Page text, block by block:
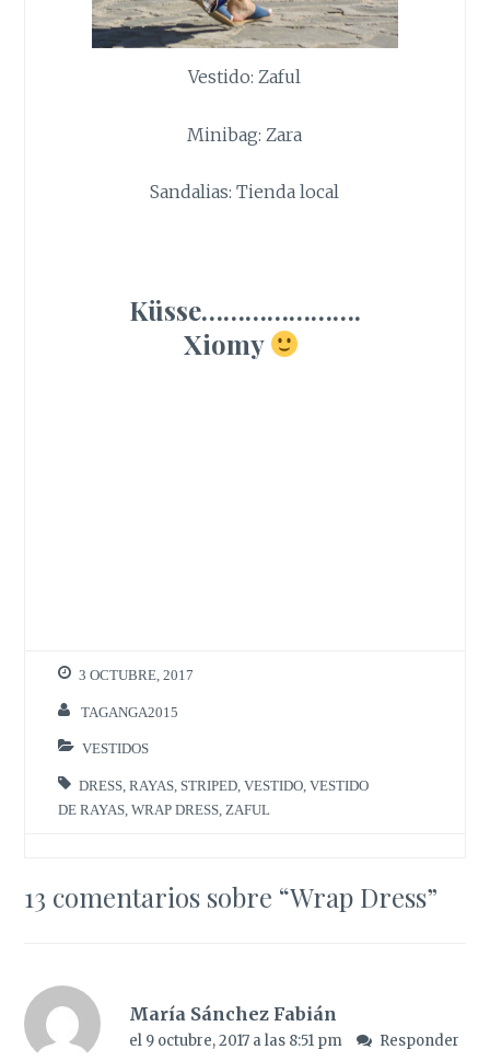
Vestido: Zaful
Minibag: Zara
Sandalias: Tienda local
Küsse………………….
Xiomy
3 OCTUBRE, 2017
TAGANGA2015
VESTIDOS
DRESS ,RAYAS STRIPED ,VESTIDO ,VESTIDO
DE RAYAS ,WRAP DRESS ZAFUL
13 comentarios sobre “Wrap Dress”
María Sánchez Fabián
el 9 octubre, 2017 a las 8:51 pm Responder